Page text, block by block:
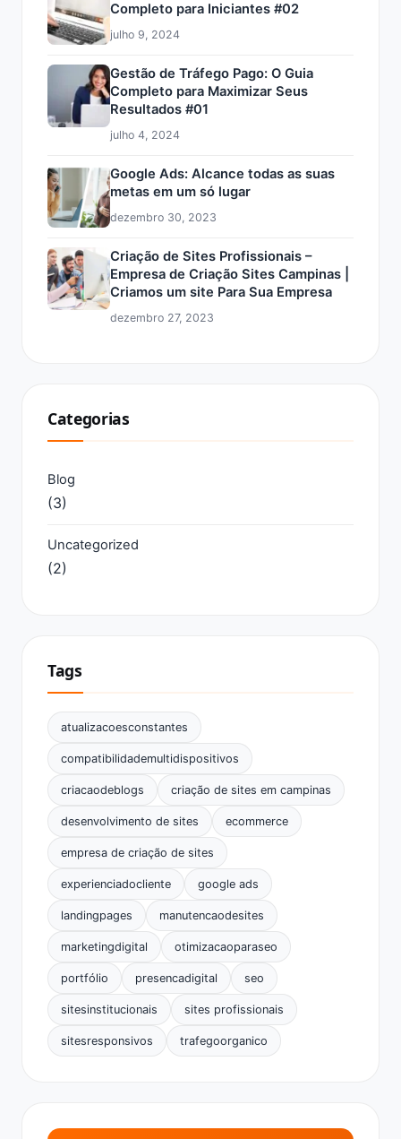
Completo para Iniciantes #02
julho 9, 2024
Gestão de Tráfego Pago: O Guia
Completo para Maximizar Seus
Resultados #01
julho 4, 2024
Google Ads: Alcance todas as suas
metas em um só lugar
dezembro 30, 2023
Criação de Sites Profissionais –
Empresa de Criação Sites Campinas |
Criamos um site Para Sua Empresa
dezembro 27, 2023
Categorias
Blog
(3)
Uncategorized
(2)
Tags
atualizacoesconstantes
compatibilidademultidispositivos
criacaodeblogs criação de sites em campinas
desenvolvimento de sites ecommerce
empresa de criação de sites
experienciadocliente google ads
landingpages manutencaodesites
marketingdigital otimizacaoparaseo
portfólio presencadigital seo
sitesinstitucionais sites profissionais
sitesresponsivos trafegoorganico